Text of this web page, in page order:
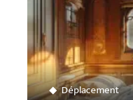
Déplacement